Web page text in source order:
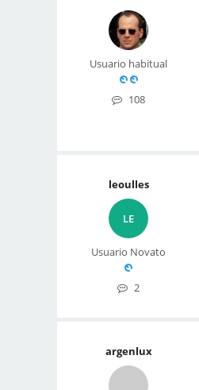
Usuario habitual
108
leoulles
LE
Usuario Novato
2
argenlux